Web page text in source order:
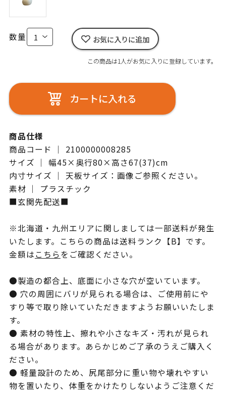
数量 お気に入りに追加
この商品は1人がお気に入りに登録しています。
カートに入れる
商品仕様
商品コード ｜ 2100000008285
サイズ ｜ 幅45×奥行80×高さ67(37)cm
内寸サイズ ｜ 天板サイズ：画像ご参照ください。
素材 ｜ プラスチック
■玄関先配送■
※北海道・九州エリアに関しましては一部送料が発生
いたします。こちらの商品は送料ランク【B】です。
金額はこちらをご確認ください。
●製造の都合上、底面に小さな穴が空いています。
● 穴の周囲にバリが見られる場合は、ご使用前にや
すり等で取り除いていただきますようお願いいたしま
す。
● 素材の特性上、擦れや小さなキズ・汚れが見られ
る場合があります。あらかじめご了承のうえご購入く
ださい。
● 軽量設計のため、尻尾部分に重い物や壊れやすい
物を置いたり、体重をかけたりしないようご注意くだ